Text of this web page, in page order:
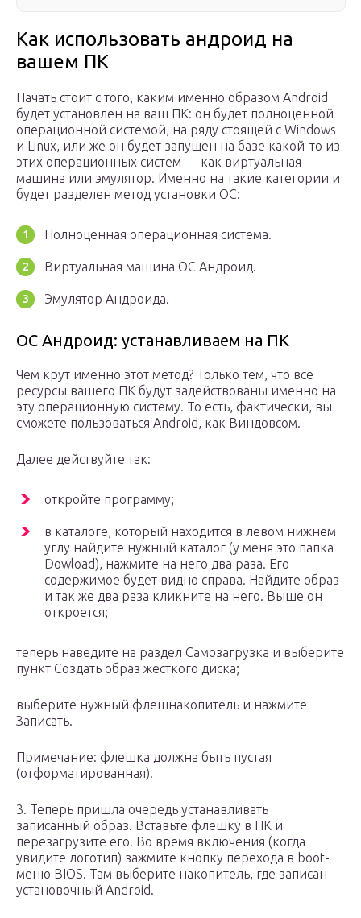
Как использовать андроид на
вашем ПК
Начать стоит с того, каким именно образом Android
будет установлен на ваш ПК: он будет полноценной
операционной системой, на ряду стоящей с Windows
и Linux, или же он будет запущен на базе какой-то из
этих операционных систем — как виртуальная
машина или эмулятор. Именно на такие категории и
будет разделен метод установки ОС:
Полноценная операционная система.
Виртуальная машина ОС Андроид.
Эмулятор Андроида.
ОС Андроид: устанавливаем на ПК
Чем крут именно этот метод? Только тем, что все
ресурсы вашего ПК будут задействованы именно на
эту операционную систему. То есть, фактически, вы
сможете пользоваться Android, как Виндовсом.
Далее действуйте так:
откройте программу;
в каталоге, который находится в левом нижнем
углу найдите нужный каталог (у меня это папка
Dowload), нажмите на него два раза. Его
содержимое будет видно справа. Найдите образ
и так же два раза кликните на него. Выше он
откроется;
теперь наведите на раздел Самозагрузка и выберите
пункт Создать образ жесткого диска;
выберите нужный флешнакопитель и нажмите
Записать.
Примечание: флешка должна быть пустая
(отформатированная).
3. Теперь пришла очередь устанавливать
записанный образ. Вставьте флешку в ПК и
перезагрузите его. Во время включения (когда
увидите логотип) зажмите кнопку перехода в boot-
меню BIOS. Там выберите накопитель, где записан
установочный Android.